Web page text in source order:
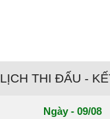
LỊCH THI ĐẤU -
Ngày - 09/08